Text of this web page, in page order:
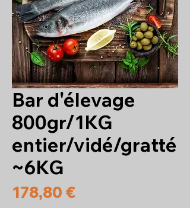
Bar d'élevage
800gr/1KG
entier/vidé/gratté
~6KG
178,80 €